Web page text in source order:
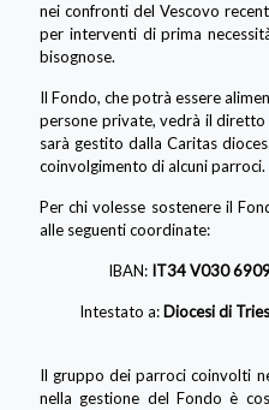
nei confronti del Vescovo
per interventi di prima
bisognose.
Il Fondo, che potrà essere
persone private, vedrà il
sarà gestito dalla Caritas
coinvolgimento di alcuni parroci.
Per chi volesse sostenere il
alle seguenti coordinate:
IBAN: IT34 V030
Intestato a:Diocesi di
Il gruppo dei parroci coinvolti
nella gestione del Fondo è